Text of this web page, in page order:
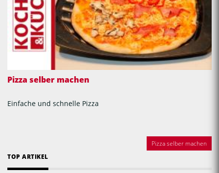
Pizza selber machen
Einfache und schnelle Pizza
Pizza selber machen
TOP ARTIKEL